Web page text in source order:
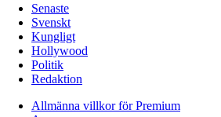
Senaste
Svenskt
Kungligt
Hollywood
Politik
Redaktion
Allmänna villkor för Premium